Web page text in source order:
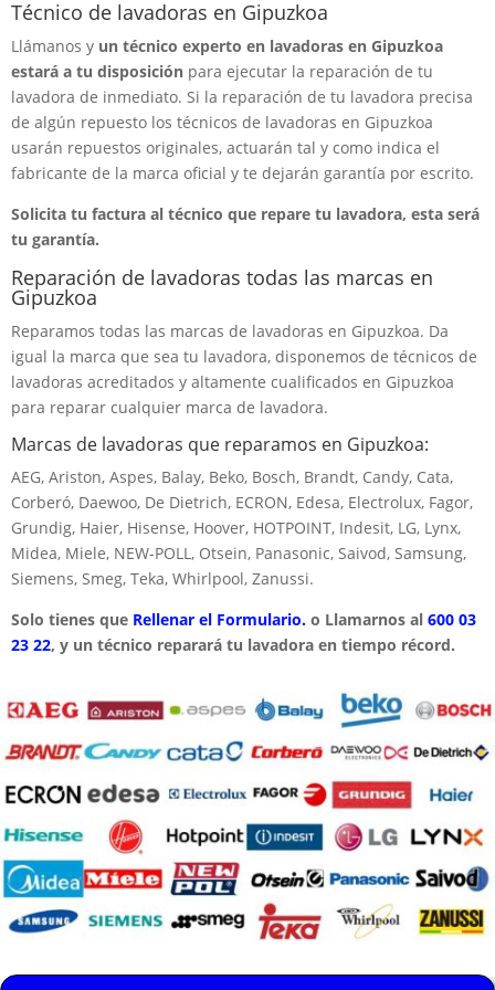
Técnico de lavadoras en Gipuzkoa
Llámanos y un técnico experto en lavadoras en Gipuzkoa
estará a tu disposición para ejecutar la reparación de tu
lavadora de inmediato. Si la reparación de tu lavadora precisa
de algún repuesto los técnicos de lavadoras en Gipuzkoa
usarán repuestos originales, actuarán tal y como indica el
fabricante de la marca oficial y te dejarán garantía por escrito.
Solicita tu factura al técnico que repare tu lavadora, esta será
tu garantía.
Reparación de lavadoras todas las marcas en
Gipuzkoa
Reparamos todas las marcas de lavadoras en Gipuzkoa. Da
igual la marca que sea tu lavadora, disponemos de técnicos de
lavadoras acreditados y altamente cualificados en Gipuzkoa
para reparar cualquier marca de lavadora.
Marcas de lavadoras que reparamos en Gipuzkoa:
AEG, Ariston, Aspes, Balay, Beko, Bosch, Brandt, Candy, Cata,
Corberó, Daewoo, De Dietrich, ECRON, Edesa, Electrolux, Fagor,
Grundig, Haier, Hisense, Hoover, HOTPOINT, Indesit, LG, Lynx,
Midea, Miele, NEW-POLL, Otsein, Panasonic, Saivod, Samsung,
Siemens, Smeg, Teka, Whirlpool, Zanussi.
Solo tienes que Rellenar el Formulario. o Llamarnos al 600 03
23 22, y un técnico reparará tu lavadora en tiempo récord.